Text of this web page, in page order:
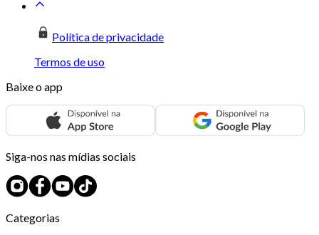
Política de privacidade
Termos de uso
Baixe o app
Siga-nos nas mídias sociais
Categorias